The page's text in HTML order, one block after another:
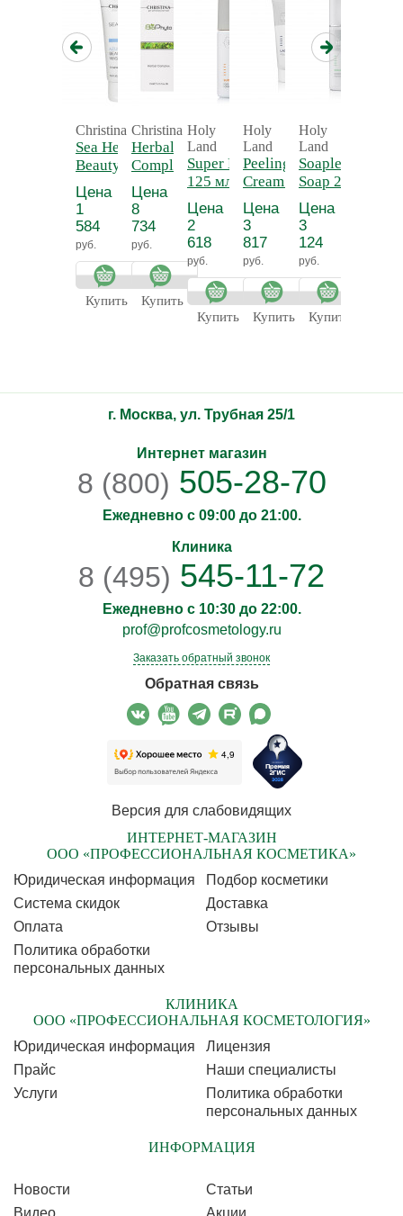
Christina
Sea Herbal
Beauty Mask
Azulene 60 мл.
- Азуленовая
маска красоты
для
чувствительной
кожи
Цена
1
584
руб.
Купить
Christina
Herbal
Complex -
Био-
фитопилинг
облегченный
пилинг
Цена
8
734
руб.
Купить
Holy
Land
Super Lotion
125 мл -
Лосьон для
растворения
комедонов
Цена
2
618
руб.
Купить
Holy
Land
Peeling
Cream 70
мл -
Пилинг-
крем
"Лактолан"
Цена
3
817
руб.
Купить
Holy
Land
Soapless
Soap 250
мл -
Ихтиоловое
мыло
Цена
3
124
руб.
Купить
г. Москва, ул. Трубная 25/1
Интернет магазин
8 (800) 505-28-70
Ежедневно с 09:00 до 21:00.
Клиника
8 (495) 545-11-72
Ежедневно с 10:30 до 22:00.
prof@profcosmetology.ru
Заказать обратный звонок
Обратная связь
Версия для слабовидящих
ИНТЕРНЕТ-МАГАЗИН
ООО «ПРОФЕССИОНАЛЬНАЯ КОСМЕТИКА»
Юридическая информация
Подбор косметики
Cистема скидок
Доставка
Оплата
Отзывы
Политика обработки
персональных данных
КЛИНИКА
ООО «ПРОФЕССИОНАЛЬНАЯ КОСМЕТОЛОГИЯ»
Юридическая информация
Лицензия
Прайс
Наши специалисты
Услуги
Политика обработки
персональных данных
ИНФОРМАЦИЯ
Новости
Статьи